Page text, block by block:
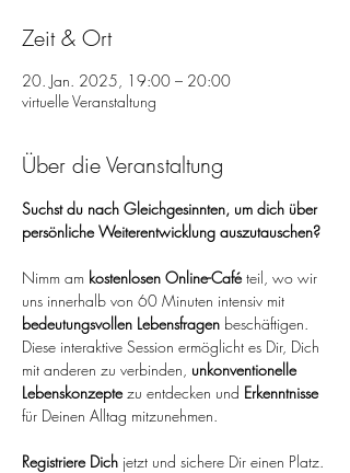
Zeit & Ort
20. Jan. 2025, 19:00 – 20:00
virtuelle Veranstaltung
Über die Veranstaltung
Suchst du nach Gleichgesinnten, um dich über
persönliche Weiterentwicklung auszutauschen?
Nimm am kostenlosen Online-Café teil, wo wir
uns innerhalb von 60 Minuten intensiv mit
bedeutungsvollen Lebensfragen beschäftigen.
Diese interaktive Session ermöglicht es Dir, Dich
mit anderen zu verbinden, unkonventionelle
Lebenskonzepte zu entdecken und Erkenntnisse
für Deinen Alltag mitzunehmen.
Registriere Dich jetzt und sichere Dir einen Platz.